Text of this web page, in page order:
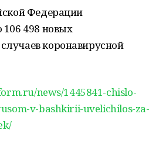
Федерации
106 498 новых
коронавирусной
news/1445841-chislo-
v-bashkirii-uvelichilos-za-